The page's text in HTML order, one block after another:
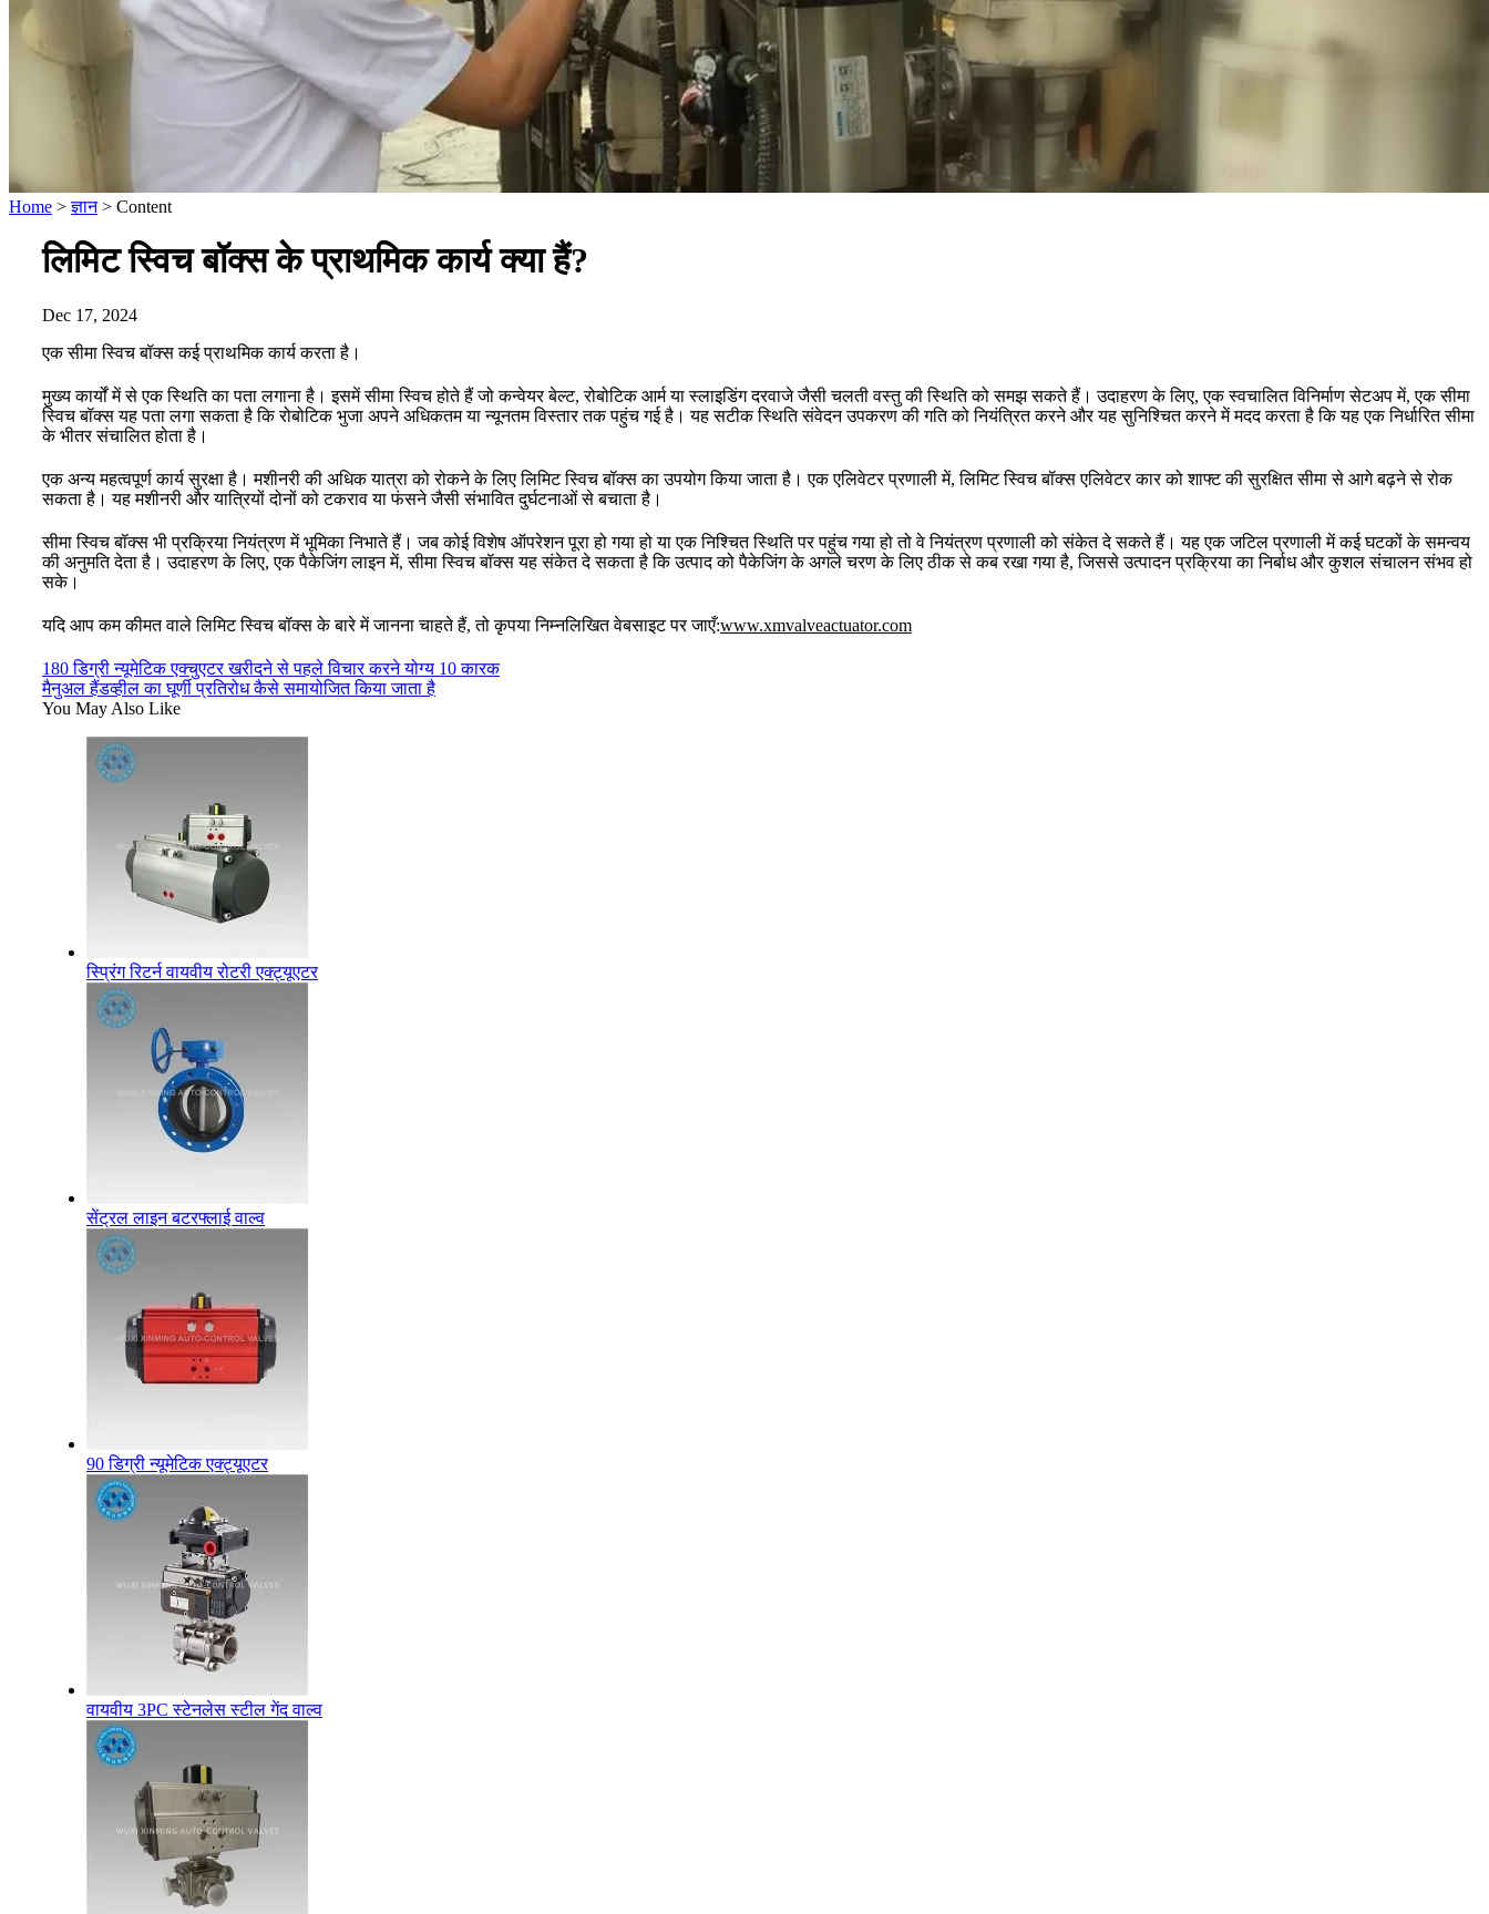
Home >ज्ञान> Content
लिमिट स्विच बॉक्स के प्राथमिक कार्य क्या हैं?
Dec 17, 2024
एक सीमा स्विच बॉक्स कई प्राथमिक कार्य करता है।
मुख्य कार्यों में से एक स्थिति का पता लगाना है। इसमें सीमा स्विच होते हैं जो कन्वेयर बेल्ट, रोबोटिक आर्म या स्लाइडिंग दरवाजे जैसी चलती वस्तु की स्थिति को समझ सकते हैं। उदाहरण के लिए, एक स्वचालित विनिर्माण सेटअप में, एक सीमा
स्विच बॉक्स यह पता लगा सकता है कि रोबोटिक भुजा अपने अधिकतम या न्यूनतम विस्तार तक पहुंच गई है। यह सटीक स्थिति संवेदन उपकरण की गति को नियंत्रित करने और यह सुनिश्चित करने में मदद करता है कि यह एक निर्धारित सीमा
के भीतर संचालित होता है।
एक अन्य महत्वपूर्ण कार्य सुरक्षा है। मशीनरी की अधिक यात्रा को रोकने के लिए लिमिट स्विच बॉक्स का उपयोग किया जाता है। एक एलिवेटर प्रणाली में, लिमिट स्विच बॉक्स एलिवेटर कार को शाफ्ट की सुरक्षित सीमा से आगे बढ़ने से रोक
सकता है। यह मशीनरी और यात्रियों दोनों को टकराव या फंसने जैसी संभावित दुर्घटनाओं से बचाता है।
सीमा स्विच बॉक्स भी प्रक्रिया नियंत्रण में भूमिका निभाते हैं। जब कोई विशेष ऑपरेशन पूरा हो गया हो या एक निश्चित स्थिति पर पहुंच गया हो तो वे नियंत्रण प्रणाली को संकेत दे सकते हैं। यह एक जटिल प्रणाली में कई घटकों के समन्वय
की अनुमति देता है। उदाहरण के लिए, एक पैकेजिंग लाइन में, सीमा स्विच बॉक्स यह संकेत दे सकता है कि उत्पाद को पैकेजिंग के अगले चरण के लिए ठीक से कब रखा गया है, जिससे उत्पादन प्रक्रिया का निर्बाध और कुशल संचालन संभव हो
सके।
यदि आप कम कीमत वाले लिमिट स्विच बॉक्स के बारे में जानना चाहते हैं, तो कृपया निम्नलिखित वेबसाइट पर जाएँ:www.xmvalveactuator.com
180 डिग्री न्यूमेटिक एक्चुएटर खरीदने से पहले विचार करने योग्य 10 कारक
मैनुअल हैंडव्हील का घूर्णी प्रतिरोध कैसे समायोजित किया जाता है
You May Also Like
स्प्रिंग रिटर्न वायवीय रोटरी एक्ट्यूएटर
सेंट्रल लाइन बटरफ्लाई वाल्व
90 डिग्री न्यूमेटिक एक्ट्यूएटर
वायवीय 3PC स्टेनलेस स्टील गेंद वाल्व